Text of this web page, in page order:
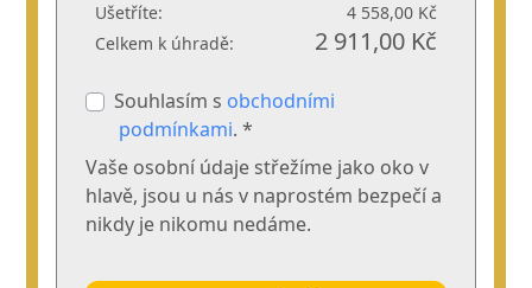
Ušetříte:
4 558,00 Kč
Celkem k úhradě:
2 911,00 Kč
Souhlasím s obchodními
podmínkami. *
Vaše osobní údaje střežíme jako oko v
hlavě, jsou u nás v naprostém bezpečí a
nikdy je nikomu nedáme.